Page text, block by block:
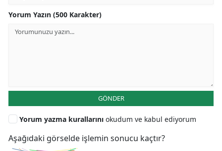
Yorum Yazın (500 Karakter)
GÖNDER
Yorum yazma kurallarını okudum ve kabul ediyorum
Aşağıdaki görselde işlemin sonucu kaçtır?